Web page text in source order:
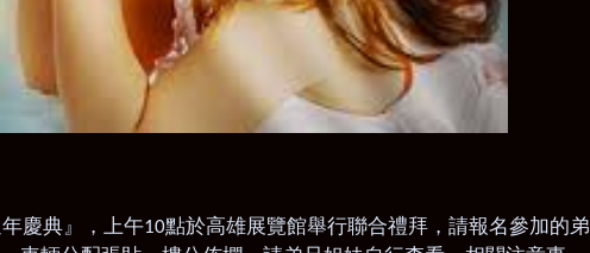
慶典』，上午10點於高雄展覽館舉行聯合禮拜，請報名參加的弟